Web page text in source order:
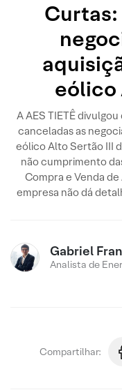
Curtas:
eólico
A AES TIETÊ
canceladas as
eólico Alto Sertão III
não cumprimento
Compra e Venda de
empresa não dá
Gabriel
Analista de
Compartilhar: